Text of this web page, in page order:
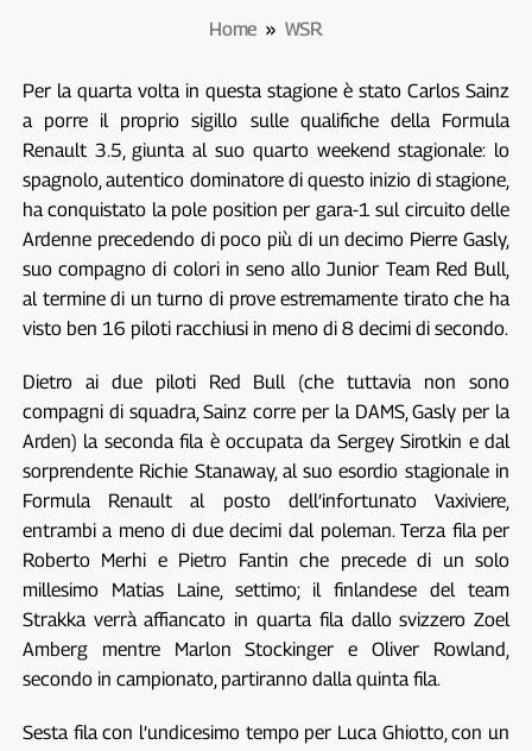
Home » WSR
Per la quarta volta in questa stagione è stato Carlos Sainz
a porre il proprio sigillo sulle qualifiche della Formula
Renault 3.5, giunta al suo quarto weekend stagionale: lo
spagnolo, autentico dominatore di questo inizio di stagione,
ha conquistato la pole position per gara-1 sul circuito delle
Ardenne precedendo di poco più di un decimo Pierre Gasly,
suo compagno di colori in seno allo Junior Team Red Bull,
al termine di un turno di prove estremamente tirato che ha
visto ben 16 piloti racchiusi in meno di 8 decimi di secondo.
Dietro ai due piloti Red Bull (che tuttavia non sono
compagni di squadra, Sainz corre per la DAMS, Gasly per la
Arden) la seconda fila è occupata da Sergey Sirotkin e dal
sorprendente Richie Stanaway, al suo esordio stagionale in
Formula Renault al posto dell’infortunato Vaxiviere,
entrambi a meno di due decimi dal poleman. Terza fila per
Roberto Merhi e Pietro Fantin che precede di un solo
millesimo Matias Laine, settimo; il finlandese del team
Strakka verrà affiancato in quarta fila dallo svizzero Zoel
Amberg mentre Marlon Stockinger e Oliver Rowland,
secondo in campionato, partiranno dalla quinta fila.
Sesta fila con l’undicesimo tempo per Luca Ghiotto, con un